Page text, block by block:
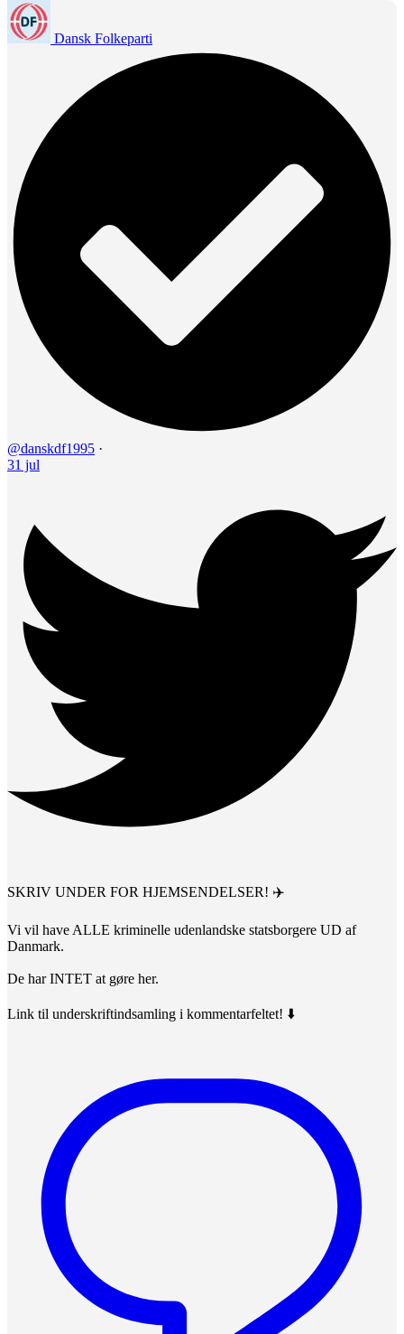
Dansk Folkeparti
@danskdf1995 ·
31 jul
SKRIV UNDER FOR HJEMSENDELSER! ✈️
Vi vil have ALLE kriminelle udenlandske statsborgere UD af
Danmark.
De har INTET at gøre her.
Link til underskriftindsamling i kommentarfeltet! ⬇️